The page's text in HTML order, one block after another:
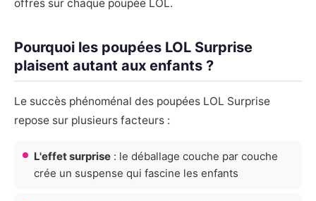
offres sur chaque poupée LOL.
Pourquoi les poupées LOL Surprise
plaisent autant aux enfants ?
Le succès phénoménal des poupées LOL Surprise
repose sur plusieurs facteurs :
L'effet surprise : le déballage couche par couche
crée un suspense qui fascine les enfants